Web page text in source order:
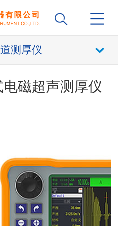
测厚仪
磁超声测厚仪